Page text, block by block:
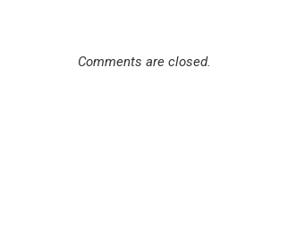
Comments are closed.